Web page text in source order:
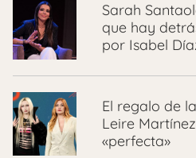
Sarah
que hay
por Isabel
El regalo de
Leire
«perfecta»